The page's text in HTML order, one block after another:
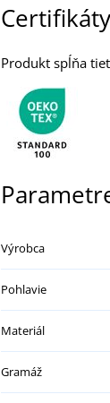
Certifikáty
Produkt spĺňa
Výrobca
Pohlavie
Materiál
Gramáž